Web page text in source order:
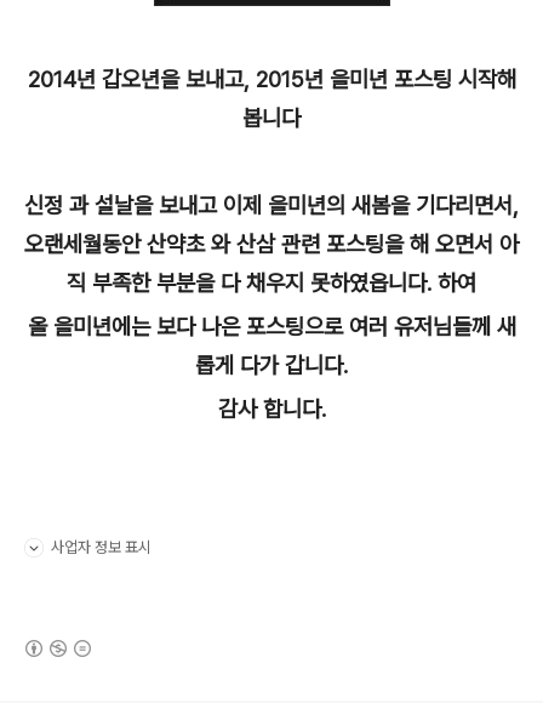
2014년 갑오년을 보내고, 2015년 을미년 포스팅 시작해
봅니다
신정 과 설날을 보내고 이제 을미년의 새봄을 기다리면서,
오랜세월동안 산약초 와 산삼 관련 포스팅을 해 오면서 아
직 부족한 부분을 다 채우지 못하였읍니다. 하여
올 을미년에는 보다 나은 포스팅으로 여러 유저님들께 새
롭게 다가 갑니다.
감사 합니다.
사업자 정보 표시